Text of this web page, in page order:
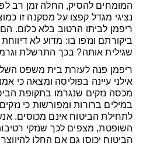
המומחים להסיק, החלה זמן רב
נציגי מגדל קפצו על מסקנה זו
ריפמן לביתו הרטוב בלא כלום.
ביקורתם ונזפו בו: מדוע לא
שגילית אותה? בכך התרשלת
ריפמן פנה לעזרת בית משפט
אילני עיינה בפוליסה ומצאה כי
מכסה נזקים שנגרמו בתקופת
במילים ברורות ומפורשות כי
לתחילת הביטוח אינם מכוסים.
השופטת, מצפים לכך שנזקי
הביטוח יכוסו גם אם החלו